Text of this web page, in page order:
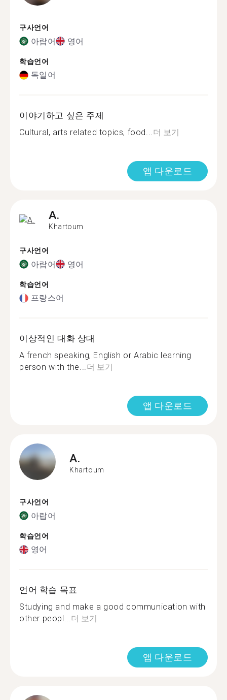
구사언어
아랍어 영어
학습언어
독일어
이야기하고 싶은 주제
Cultural, arts related topics, food...더 보기
앱 다운로드
A.
Khartoum
구사언어
아랍어 영어
학습언어
프랑스어
이상적인 대화 상대
A french speaking, English or Arabic learning
person with the...더 보기
앱 다운로드
A.
Khartoum
구사언어
아랍어
학습언어
영어
언어 학습 목표
Studying and make a good communication with
other peopl...더 보기
앱 다운로드